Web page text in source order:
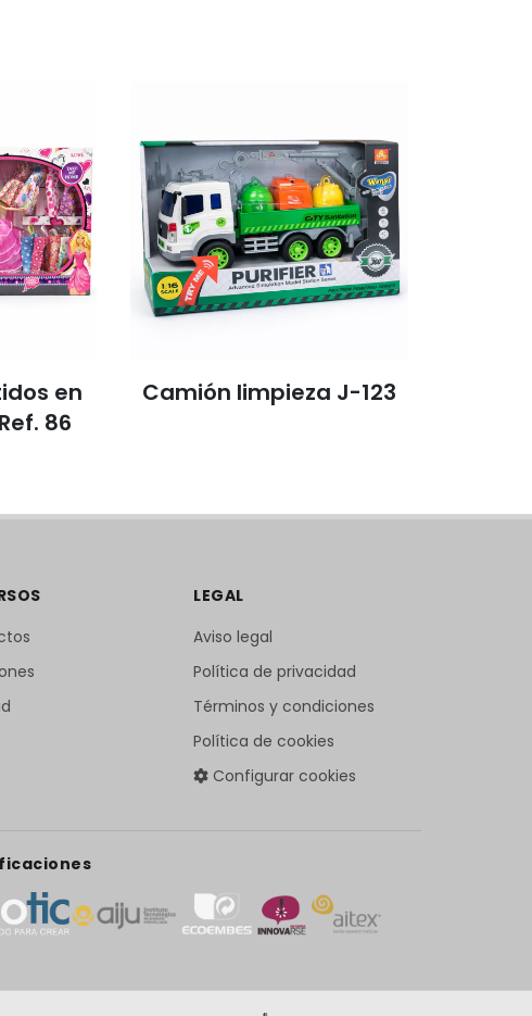
en
86
Camión limpieza J-123
LEGAL
Aviso legal
Política de privacidad
Términos y condiciones
Política de cookies
Configurar cookies